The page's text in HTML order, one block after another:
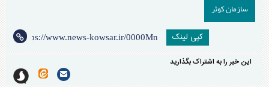
سازمان کوثر
کپی لینک
این خبر را به اشتراک بگذارید